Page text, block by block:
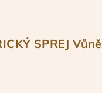
SPREJ Vůně